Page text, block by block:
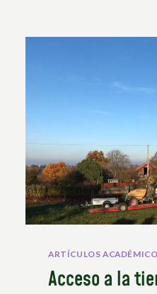
ARTÍCULOS
Acceso a la